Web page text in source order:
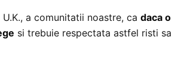
U.K., a comunitatii noastre, ca daca o
si trebuie respectata astfel risti sa